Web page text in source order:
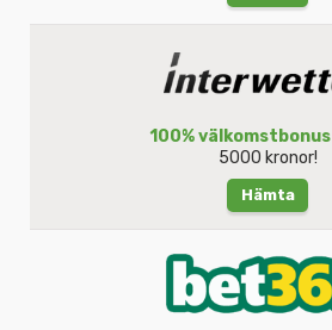
100% välkomstbonus
5000 kronor!
Hämta